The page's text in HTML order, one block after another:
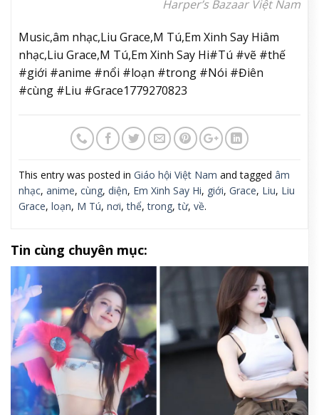
Chia sẻ về kỳ vọng cho sản phẩm
mong muốn ca khúc sẽ trở thành “bài hit đầu tiên”
trong sự nghiệp, được khán giả biết tới và phủ sóng
khả năng nhận diện hơn.
thức vì điều gì, và mình tin mình
sinh ra để làm nghệ thuật”
Ảnh: NVCC